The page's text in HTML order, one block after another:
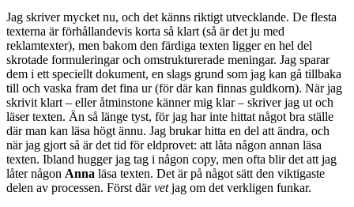
Jag skriver mycket nu, och det känns riktigt utvecklande. De flesta
texterna är förhållandevis korta så klart (så är det ju med
reklamtexter), men bakom den färdiga texten ligger en hel del
skrotade formuleringar och omstrukturerade meningar. Jag sparar
dem i ett speciellt dokument, en slags grund som jag kan gå tillbaka
till och vaska fram det fina ur (för där kan finnas guldkorn). När jag
skrivit klart – eller åtminstone känner mig klar – skriver jag ut och
läser texten. Än så länge tyst, för jag har inte hittat något bra ställe
där man kan läsa högt ännu. Jag brukar hitta en del att ändra, och
när jag gjort så är det tid för eldprovet: att låta någon annan läsa
texten. Ibland hugger jag tag i någon copy, men ofta blir det att jag
låter någon Anna läsa texten. Det är på något sätt den viktigaste
delen av processen. Först därvetjag om det verkligen funkar.